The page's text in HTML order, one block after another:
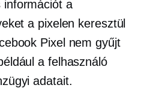
információt a
a pixelen keresztül
Pixel nem gyűjt
a felhasználó
adatait.